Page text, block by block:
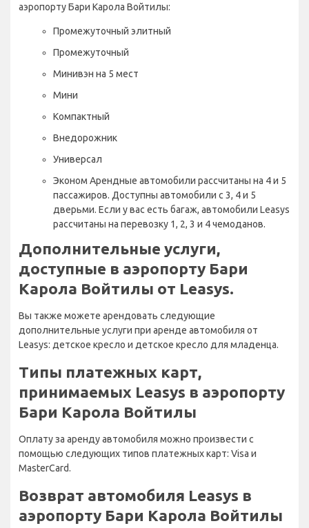
аэропорту Бари Карола Войтилы:
Промежуточный элитный
Промежуточный
Минивэн на 5 мест
Мини
Компактный
Внедорожник
Универсал
Эконом Арендные автомобили рассчитаны на 4 и 5
пассажиров. Доступны автомобили с 3, 4 и 5
дверьми. Если у вас есть багаж, автомобили Leasys
рассчитаны на перевозку 1, 2, 3 и 4 чемоданов.
Дополнительные услуги,
доступные в аэропорту Бари
Карола Войтилы от Leasys.
Вы также можете арендовать следующие
дополнительные услуги при аренде автомобиля от
Leasys: детское кресло и детское кресло для младенца.
Типы платежных карт,
принимаемых Leasys в аэропорту
Бари Карола Войтилы
Оплату за аренду автомобиля можно произвести с
помощью следующих типов платежных карт: Visa и
MasterCard.
Возврат автомобиля Leasys в
аэропорту Бари Карола Войтилы